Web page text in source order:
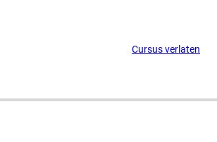
Cursus verlaten